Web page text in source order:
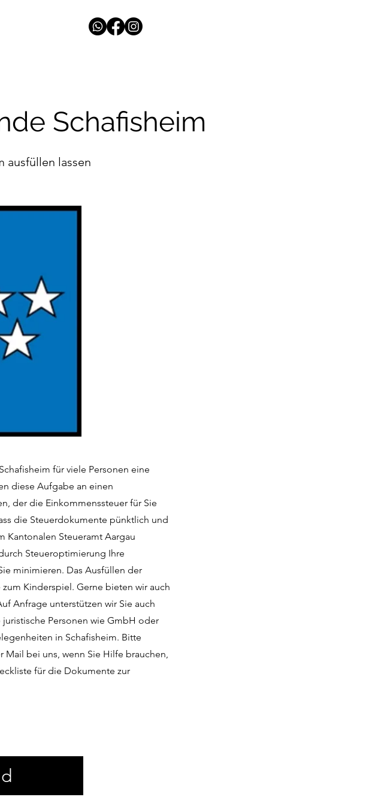
Schafisheim
ausfüllen lassen
für viele Personen eine
diese Aufgabe an einen
der die Einkommenssteuer für Sie
die Steuerdokumente pünktlich und
Kantonalen Steueramt Aargau
Steueroptimierung Ihre
minimieren. Das Ausfüllen der
Kinderspiel. Gerne bieten wir auch
Anfrage unterstützen wir Sie auch
Personen wie GmbH oder
in Schafisheim. Bitte
bei uns, wenn Sie Hilfe brauchen,
für die Dokumente zur